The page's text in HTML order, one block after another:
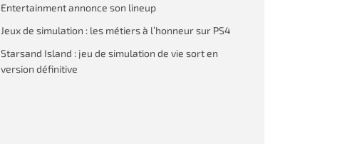
Entertainment annonce son lineup
Jeux de simulation : les métiers à l’honneur sur PS4
Starsand Island : jeu de simulation de vie sort en
version définitive